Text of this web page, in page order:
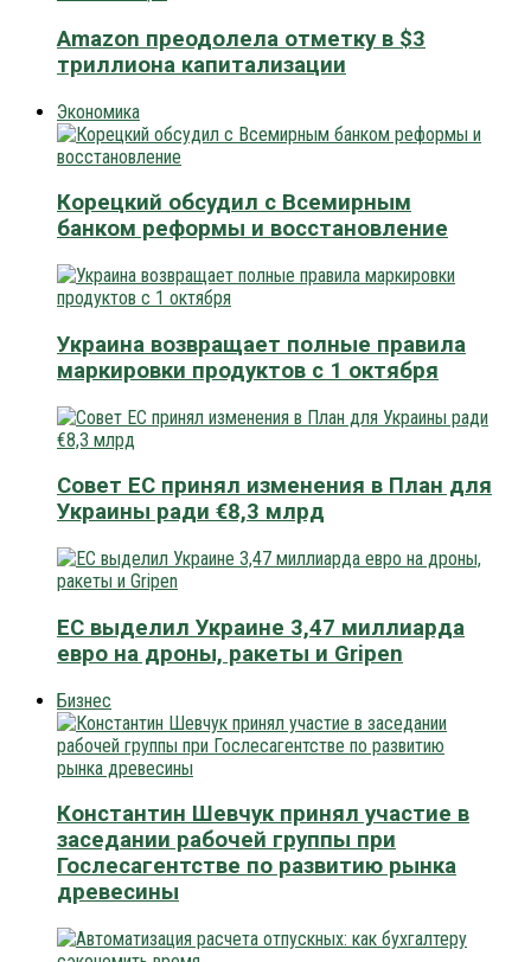
Amazon преодолела отметку в $3
триллиона капитализации
Экономика
Корецкий обсудил с Всемирным
банком реформы и восстановление
Украина возвращает полные правила
маркировки продуктов с 1 октября
Совет ЕС принял изменения в План для
Украины ради €8,3 млрд
ЕС выделил Украине 3,47 миллиарда
евро на дроны, ракеты и Gripen
Бизнес
Константин Шевчук принял участие в
заседании рабочей группы при
Гослесагентстве по развитию рынка
древесины